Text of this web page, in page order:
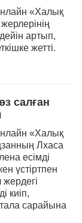
«Халық
артып,
жетті.
салған
«Халық
Лхаса
есімді
үстіртпен
киіп,
сарайына